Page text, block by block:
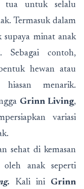
tua untuk selalu
Termasuk dalam
minat anak
Sebagai contoh,
hewan atau
hiasan menarik.
Grinn Living,
variasi
sehat di kemasan
anak seperti
Kali ini Grinn